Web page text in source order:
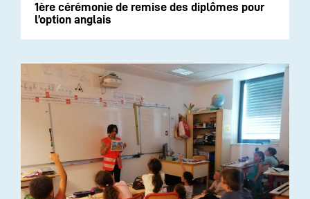
1ère cérémonie de remise des diplômes pour
l’option anglais